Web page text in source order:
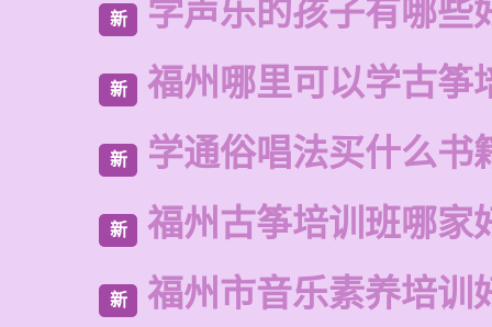
新 学声乐的孩子有哪些
新 福州哪里可以学古筝
新 学通俗唱法买什么书
新 福州古筝培训班哪家
新 福州市音乐素养培训